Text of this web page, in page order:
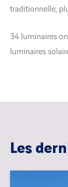
traditionnelle,
34 luminaires
luminaires
Les